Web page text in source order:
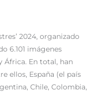
2024, organizado
6.101 imágenes
África. En total, han
ellos, España (el país
Chile, Colombia,